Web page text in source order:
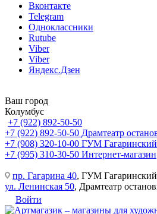
Вконтакте
Telegram
Одноклассники
Rutube
Viber
Viber
Яндекс.Дзен
Ваш город
Колумбус
+7 (922) 892-50-50
+7 (922) 892-50-50 Драмтеатр
+7 (908) 320-10-00 ГУМ Гагаринский
+7 (995) 310-30-50 Интернет-магазин
пр. Гагарина 40, ГУМ Гагаринский
ул. Ленинская 50, Драмтеатр
Войти